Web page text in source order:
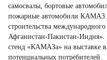
самосвалы, бортовые
пожарные автомобили КАМАЗ.
строительства
Афганистан-Пакистан-
стенд «КАМАЗа» на выставке
потенциальных потребителей.